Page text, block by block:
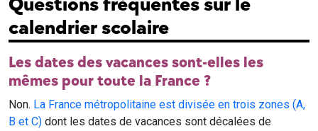
Questions fréquentes sur le
calendrier scolaire
Les dates des vacances sont-elles les
mêmes pour toute la France ?
Non. La France métropolitaine est divisée en trois zones (A,
B et C) dont les dates de vacances sont décalées de